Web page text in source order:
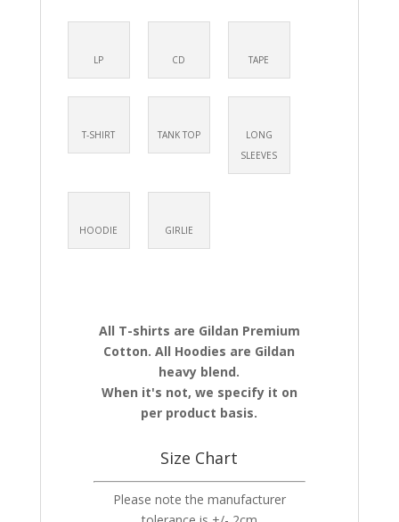
LP CD TAPE
T-SHIRT TANK TOP
LONG
SLEEVES
HOODIE GIRLIE
All T-shirts are Gildan Premium
Cotton. All Hoodies are Gildan
heavy blend.
When it's not, we specify it on
per product basis.
Size Chart
Please note the manufacturer